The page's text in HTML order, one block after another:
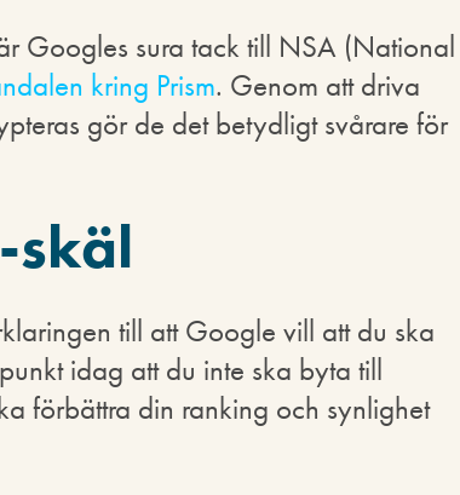
Googles sura tack till NSA (National
kring Prism. Genom att driva
gör de det betydligt svårare för
skäl
till att Google vill att du ska
idag att du inte ska byta till
förbättra din ranking och synlighet